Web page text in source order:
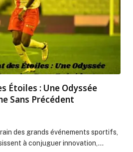
Étoiles : Une Odyssée
Sans Précédent
des grands événements sportifs,
à conjuguer innovation,…